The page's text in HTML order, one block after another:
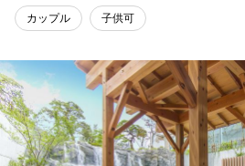
カップル 子供可